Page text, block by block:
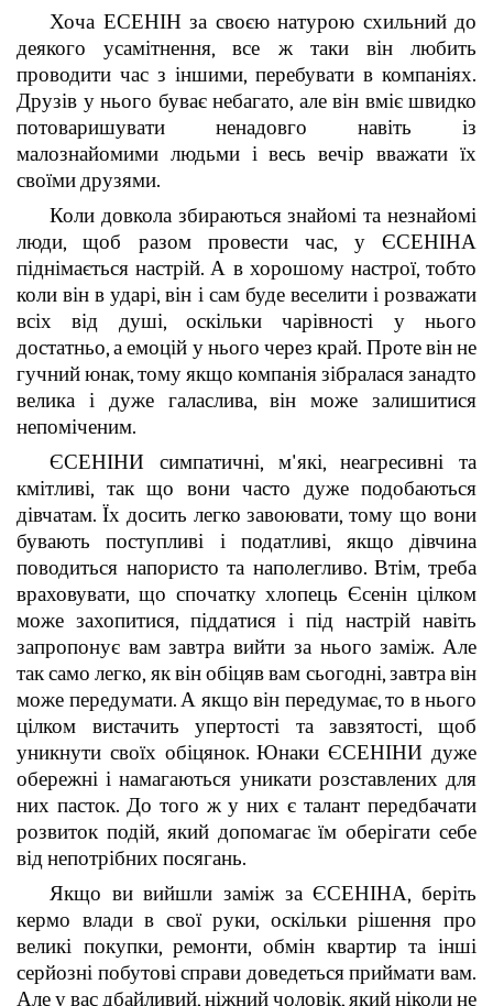
Хоча ЕСЕНІН за своєю натурою схильний до
деякого усамітнення, все ж таки він любить
проводити час з іншими, перебувати в компаніях.
Друзів у нього буває небагато, але він вміє швидко
потоваришувати ненадовго навіть із
малознайомими людьми і весь вечір вважати їх
своїми друзями.
Коли довкола збираються знайомі та незнайомі
люди, щоб разом провести час, у ЄСЕНІНА
піднімається настрій. А в хорошому настрої, тобто
коли він в ударі, він і сам буде веселити і розважати
всіх від душі, оскільки чарівності у нього
достатньо, а емоцій у нього через край. Проте він не
гучний юнак, тому якщо компанія зібралася занадто
велика і дуже галаслива, він може залишитися
непоміченим.
ЄСЕНІНИ симпатичні, м'які, неагресивні та
кмітливі, так що вони часто дуже подобаються
дівчатам. Їх досить легко завоювати, тому що вони
бувають поступливі і податливі, якщо дівчина
поводиться напористо та наполегливо. Втім, треба
враховувати, що спочатку хлопець Єсенін цілком
може захопитися, піддатися і під настрій навіть
запропонує вам завтра вийти за нього заміж. Але
так само легко, як він обіцяв вам сьогодні, завтра він
може передумати. А якщо він передумає, то в нього
цілком вистачить упертості та завзятості, щоб
уникнути своїх обіцянок. Юнаки ЄСЕНІНИ дуже
обережні і намагаються уникати розставлених для
них пасток. До того ж у них є талант передбачати
розвиток подій, який допомагає їм оберігати себе
від непотрібних посягань.
Якщо ви вийшли заміж за ЄСЕНІНА, беріть
кермо влади в свої руки, оскільки рішення про
великі покупки, ремонти, обмін квартир та інші
серйозні побутові справи доведеться приймати вам.
Але у вас дбайливий, ніжний чоловік, який ніколи не